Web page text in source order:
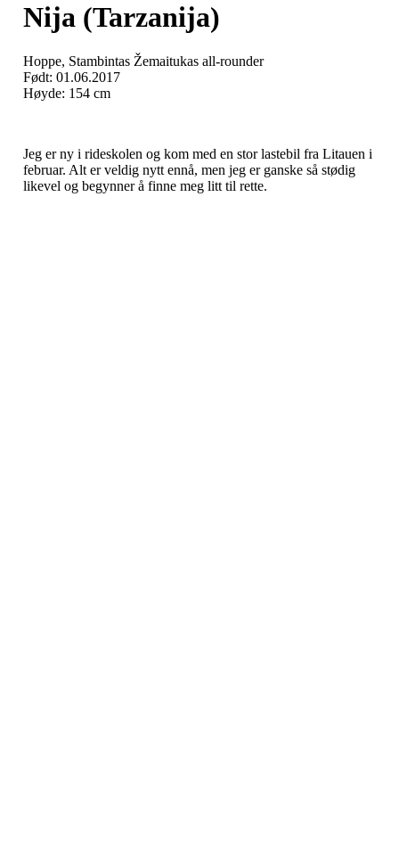
Nija (Tarzanija)
Hoppe, Stambintas Žemaitukas all-rounder
Født: 01.06.2017
Høyde: 154 cm
Jeg er ny i rideskolen og kom med en stor lastebil fra Litauen i
februar. Alt er veldig nytt ennå, men jeg er ganske så stødig
likevel og begynner å finne meg litt til rette.